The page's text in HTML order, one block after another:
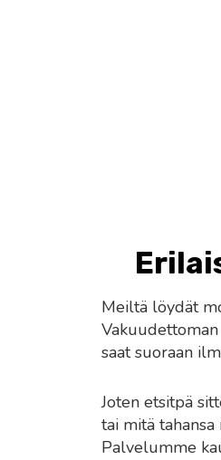
Meiltä löydät
saat suoraan
Joten etsitpä
tai mitä
Palvelumme